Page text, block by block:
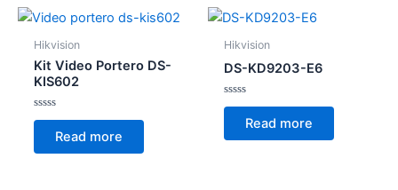
Hikvision
Kit Video Portero DS-
KIS602
Rated
of
Read more
Hikvision
DS-KD9203-E6
Rated
of
Read more